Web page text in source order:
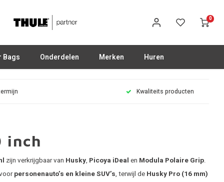
0
Bags Onderdelen Merken Huren
Kwaliteits producten
inch
zijn verkrijgbaar van Husky, Picoya iDeal en Modula Polaire Grip.
personenauto’s en kleine SUV’s, terwijl de Husky Pro (16 mm)